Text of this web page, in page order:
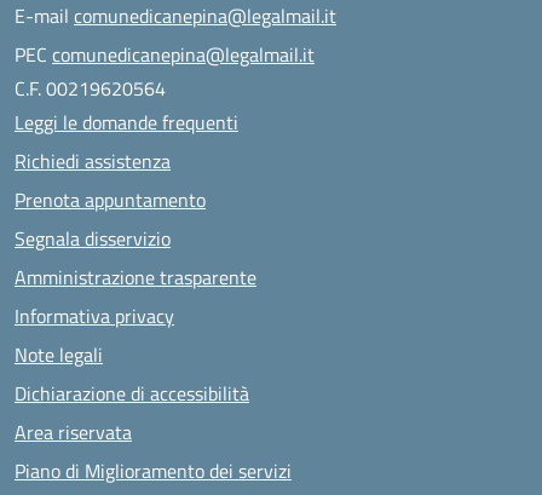
E-mail comunedicanepina@legalmail.it
PEC comunedicanepina@legalmail.it
C.F. 00219620564
Leggi le domande frequenti
Richiedi assistenza
Prenota appuntamento
Segnala disservizio
Amministrazione trasparente
Informativa privacy
Note legali
Dichiarazione di accessibilità
Area riservata
Piano di Miglioramento dei servizi